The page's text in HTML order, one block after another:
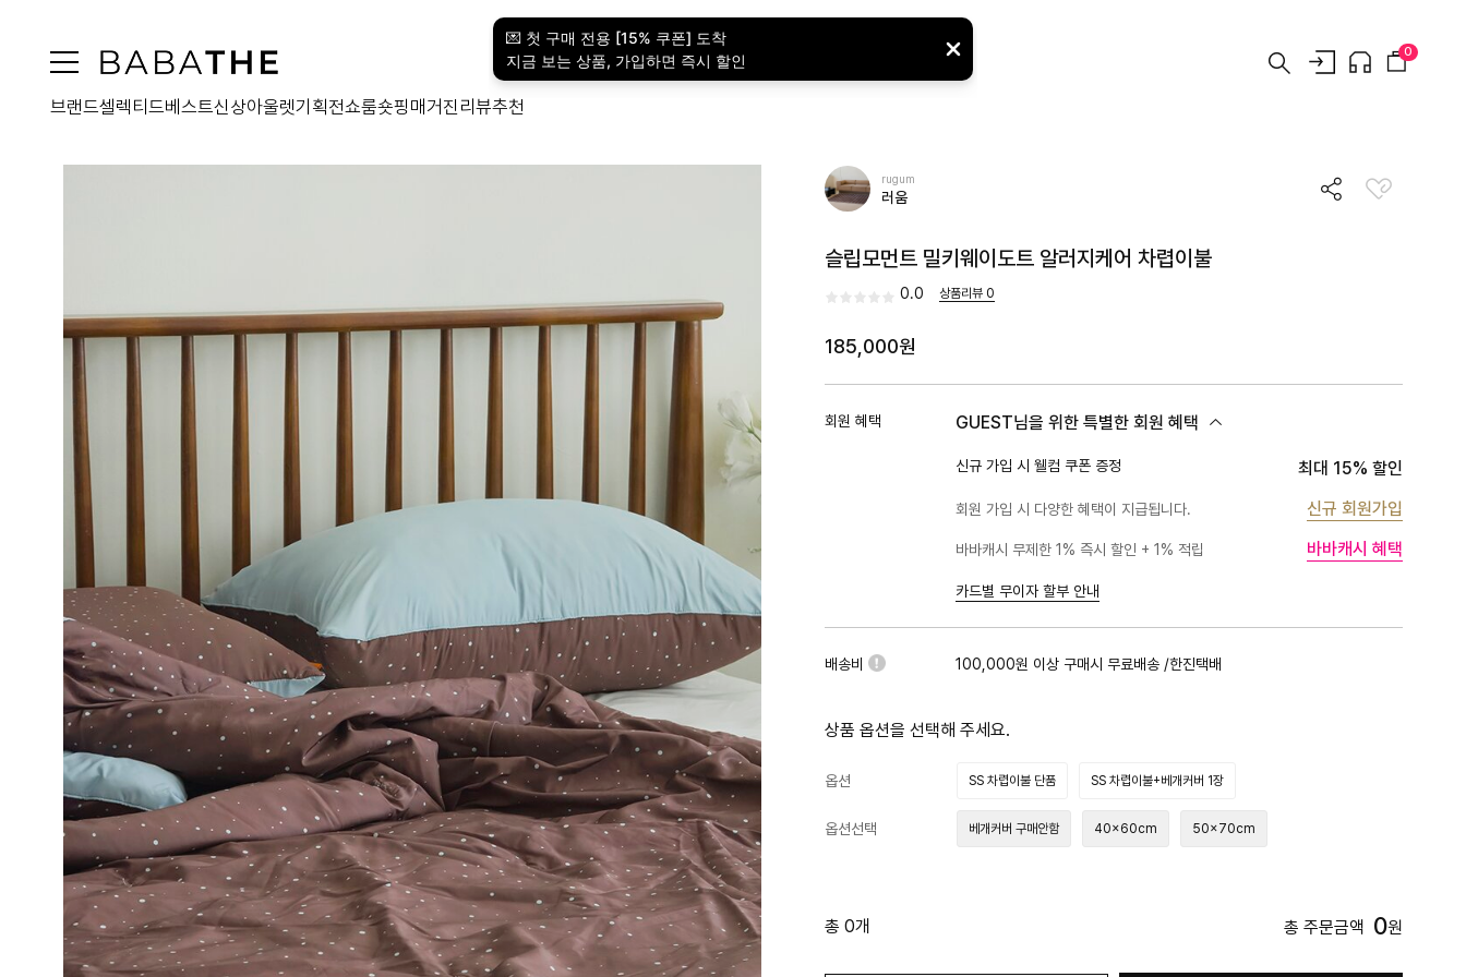
0
브랜드셀렉티드베스트신상아울렛기획전쇼룸숏핑 매거진 리뷰추천
rugum
러움
슬립모먼트 밀키웨이도트 알러지케어 차렵이불
0.0 상품리뷰 0
185,000원
회원 혜택 GUEST님을 위한 특별한 회원 혜택
신규 가입 시 웰컴 쿠폰 증정 최대 15% 할인
회원 가입 시 다양한 혜택이 지급됩니다. 신규 회원가입
바바캐시 무제한 1% 즉시 할인 + 1% 적립 바바캐시 혜택
카드별 무이자 할부 안내
배송비 100,000원 이상 구매시 무료배송 /한진택배
상품 옵션을 선택해 주세요.
옵션 SS 차렵이불 단품 SS 차렵이불+베개커버 1장
옵션선택 베개커버 구매안함 40x60cm 50x70cm
총 0개 총 주문금액 0원